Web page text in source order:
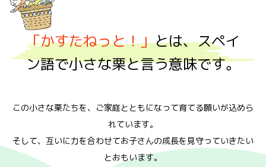
「かすたねっと！」とは、スペイ
ン語で小さな栗と言う意味です。
この小さな栗たちを、ご家庭とともになって育てる願いが込めら
れています。
そして、互いに力を合わせてお子さんの成長を見守っていきたい
とおもいます。